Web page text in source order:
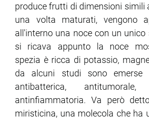
produce frutti di dimensioni simili
una volta maturati, vengono
all'interno una noce con un unico
si ricava appunto la noce
spezia è ricca di potassio,
da alcuni studi sono emerse
antibatterica, antitumorale,
antinfiammatoria. Va però
miristicina, una molecola che ha